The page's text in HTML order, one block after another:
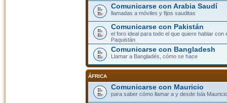
Comunicarse con Arabia Saudí
llamadas a móviles y fijos sauditas
Comunicarse con Pakistán
el foro ideal para todo el que quiere hablar con
Paquistán
Comunicarse con Bangladesh
Llamar a Bangladés, cómo se hace
ÁFRICA
Comunicarse con Mauricio
para saber cómo llamar a y desde Isla